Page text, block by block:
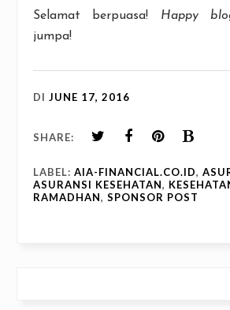
Selamat berpuasa! Happy
jumpa!
DI JUNE 17, 2016
SHARE:
LABEL: AIA-FINANCIAL.CO.ID,
ASURANSI KESEHATAN,
RAMADHAN, SPONSOR POST